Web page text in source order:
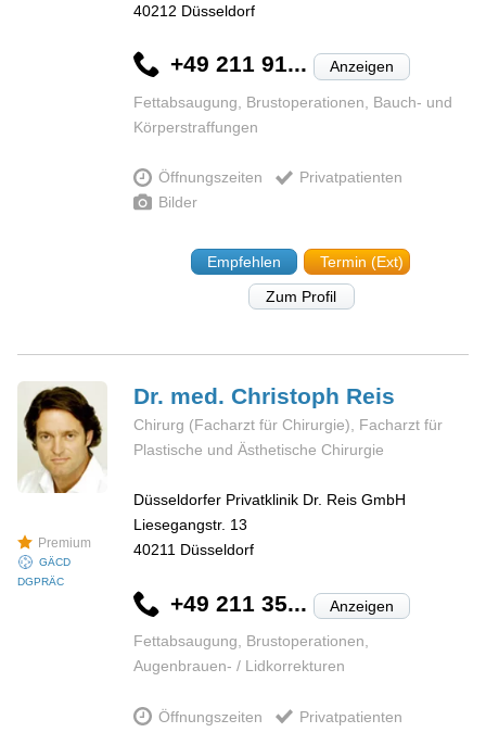
40212 Düsseldorf
+49 211 91... Anzeigen
Fettabsaugung, Brustoperationen, Bauch- und
Körperstraffungen
Öffnungszeiten
Privatpatienten
Bilder
Empfehlen
Termin (Ext)
Zum Profil
Premium
GÄCD
DGPRÄC
Dr. med. Christoph Reis
Chirurg (Facharzt für Chirurgie), Facharzt für
Plastische und Ästhetische Chirurgie
Düsseldorfer Privatklinik Dr. Reis GmbH
Liesegangstr. 13
40211 Düsseldorf
+49 211 35... Anzeigen
Fettabsaugung, Brustoperationen,
Augenbrauen- / Lidkorrekturen
Öffnungszeiten Privatpatienten